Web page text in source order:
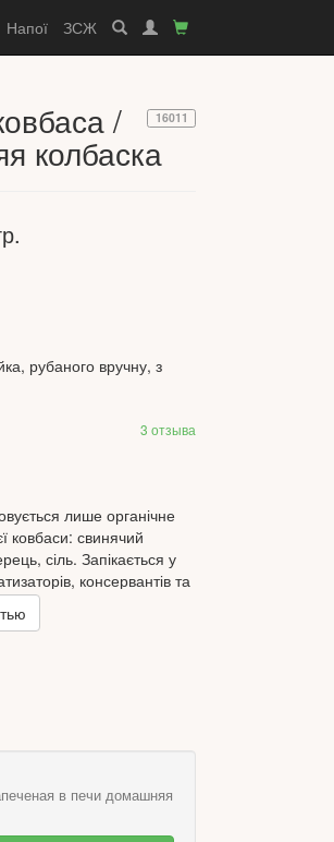
Напої ЗСЖ
16011
/
колбаска
рубаного вручну, з
3 отзыва
лише органічне
ковбаси: свинячий
сіль. Запікається у
консервантів та
в печи домашняя